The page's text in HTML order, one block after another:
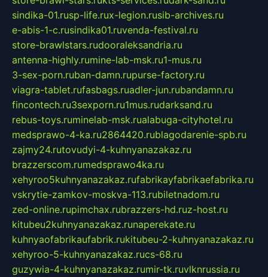
sindika-01.rusp-life.rux-legion.rusib-archives.ru
e-abis-1-c.rusindika01.ruvenda-festival.ru
store-brawlstars.rudooraleksandria.ru
antenna-highly.rumine-lab-msk.ru1-mus.ru
3-sex-porn.ruban-damn.rupurse-factory.ru
viagra-tablet.rufasbags.ruadler-jun.rubandamn.ru
fincontech.ru3sexporn.ru1mus.rudarksand.ru
rebus-toys.ruminelab-msk.rualabuga-cityhotel.ru
medsprawo-4-ka.ru2864420.rublagodarenie-spb.ru
zajmy24.rutovudyi-4-kuhnyanazakaz.ru
brazzerscom.rumedsprawo4ka.ru
xehyroo5kuhnyanazakaz.rufabrikayfabrikaefabrika.ru
vskrytie-zamkov-moskva-113.rubiletnadom.ru
zed-online.rupimchax.rubrazzers-hd.ruz-host.ru
kitubeu2kuhnyanazakaz.runaperekate.ru
kuhnyaofabrikaufabrik.rukitubeu-2-kuhnyanazakaz.ru
xehyroo-5-kuhnyanazakaz.rucs-68.ru
guzywia-4-kuhnyanazakaz.rumir-tk.ruvlknrussia.ru